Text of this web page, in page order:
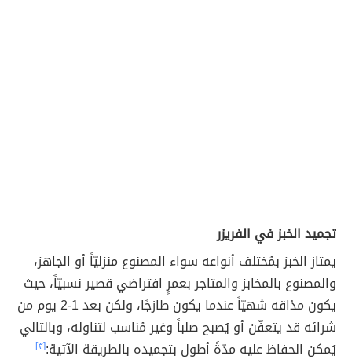
تجميد الخبز في الفريزر
يمتاز الخبز بمُختلف أنواعه سواء المصنوع منزليّاً أو الجاهز،
والمصنوع بالمخابز والمتاجر بعمرٍ افتراضي قصير نسبيّاً، حيث
يكون مذاقه شهيّاً عندما يكون طازجًا، ولكن بعد 1-2 يوم من
شرائه قد يتعفّن أو يُصبح صلباً وغير مُناسب لتناوله، وبالتالي
يُمكن الحفاظ عليه مدّةً أطول بتجميده بالطريقة الآتية:[٣]